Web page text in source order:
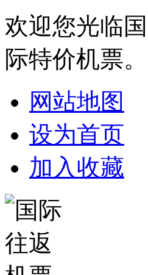
欢迎您光临
际特价机票。
网站地图
设为首页
加入收藏